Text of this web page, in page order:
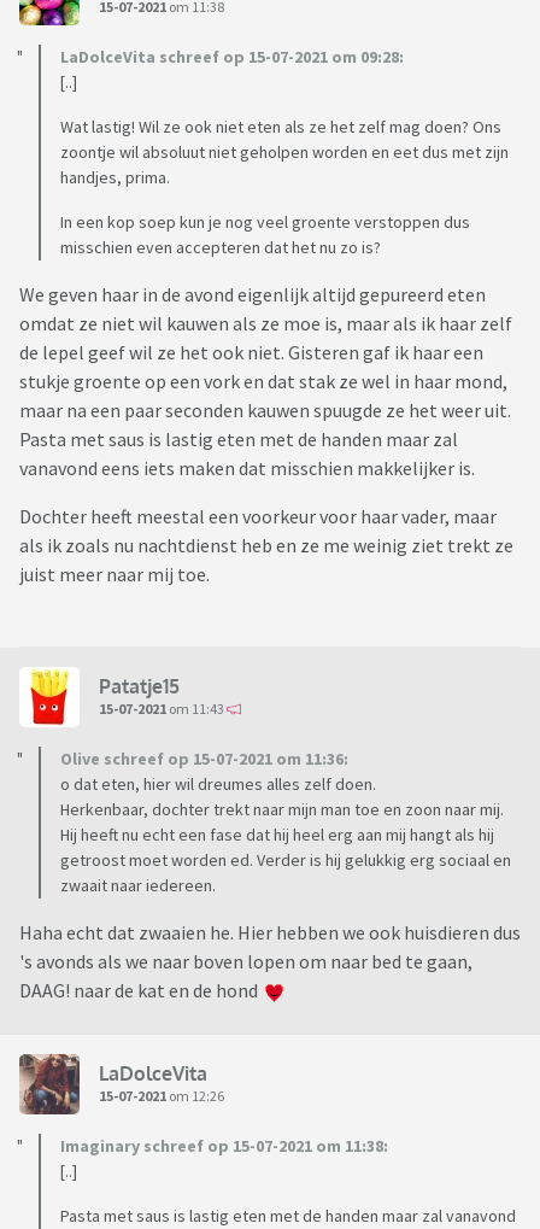
15-07-2021 om 11:38
LaDolceVita schreef op 15-07-2021 om 09:28:
[..]
Wat lastig! Wil ze ook niet eten als ze het zelf mag doen? Ons
zoontje wil absoluut niet geholpen worden en eet dus met zijn
handjes, prima.
In een kop soep kun je nog veel groente verstoppen dus
misschien even accepteren dat het nu zo is?
We geven haar in de avond eigenlijk altijd gepureerd eten
omdat ze niet wil kauwen als ze moe is, maar als ik haar zelf
de lepel geef wil ze het ook niet. Gisteren gaf ik haar een
stukje groente op een vork en dat stak ze wel in haar mond,
maar na een paar seconden kauwen spuugde ze het weer uit.
Pasta met saus is lastig eten met de handen maar zal
vanavond eens iets maken dat misschien makkelijker is.
Dochter heeft meestal een voorkeur voor haar vader, maar
als ik zoals nu nachtdienst heb en ze me weinig ziet trekt ze
juist meer naar mij toe.
Patatje15
15-07-2021 om 11:43
Olive schreef op 15-07-2021 om 11:36:
o dat eten, hier wil dreumes alles zelf doen.
Herkenbaar, dochter trekt naar mijn man toe en zoon naar mij.
Hij heeft nu echt een fase dat hij heel erg aan mij hangt als hij
getroost moet worden ed. Verder is hij gelukkig erg sociaal en
zwaait naar iedereen.
Haha echt dat zwaaien he. Hier hebben we ook huisdieren dus
's avonds als we naar boven lopen om naar bed te gaan,
DAAG! naar de kat en de hond
LaDolceVita
15-07-2021 om 12:26
Imaginary schreef op 15-07-2021 om 11:38:
[..]
Pasta met saus is lastig eten met de handen maar zal vanavond